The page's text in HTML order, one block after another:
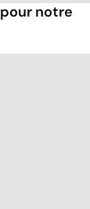
notre